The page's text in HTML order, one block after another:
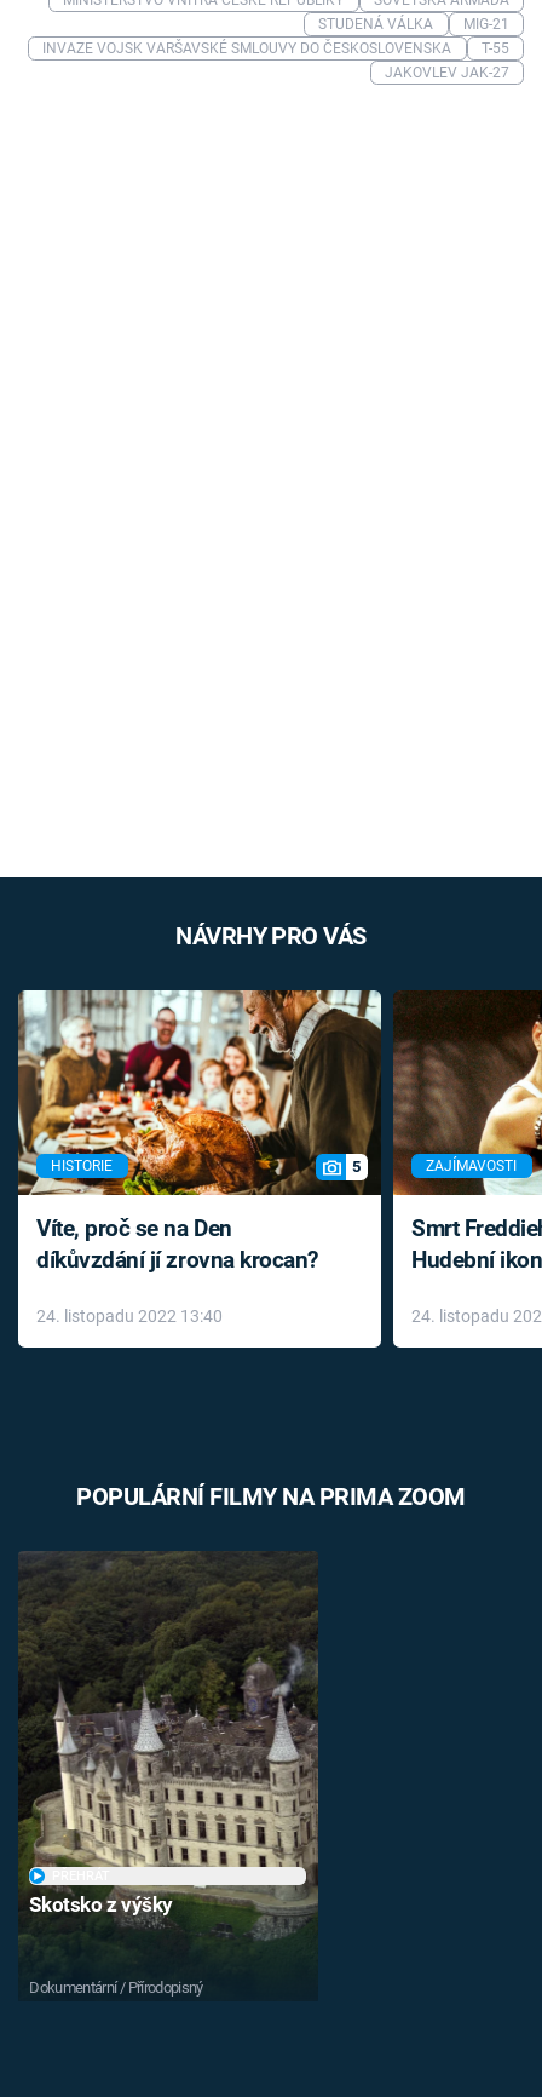
STUDENÁ VÁLKA
MIG-21
INVAZE VOJSK VARŠAVSKÉ SMLOUVY DO ČESKOSLOVENSKA
T-55
JAKOVLEV JAK-27
NÁVRHY PRO VÁS
HISTORIE 5
Víte, proč se na Den
díkůvzdání jí zrovna krocan?
24. listopadu 2022 13:40
ZAJÍMAVOSTI
Smrt
Hudební
léky
24. listopadu
POPULÁRNÍ FILMY NA PRIMA ZOOM
Skotsko z výšky
Dokumentární / Přírodopisný